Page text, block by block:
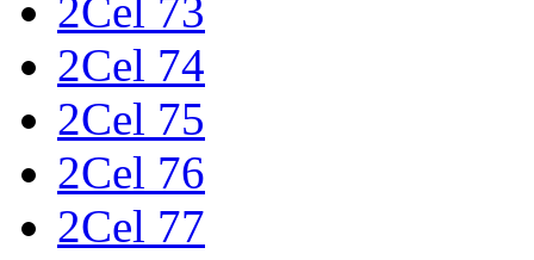
2Cel 73
2Cel 74
2Cel 75
2Cel 76
2Cel 77